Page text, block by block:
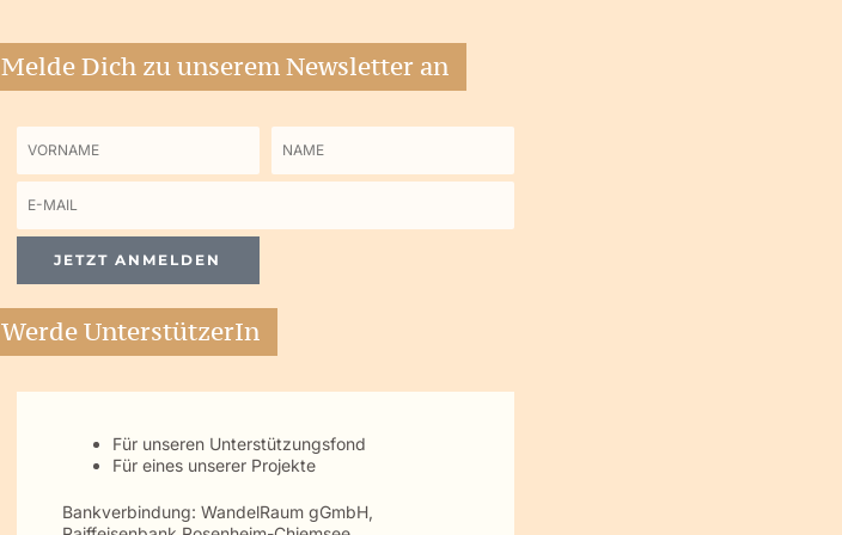
Melde Dich zu unserem Newsletter an
Vorname Name
E-
Mail
JETZT ANMELDEN
Werde UnterstützerIn
Für unseren Unterstützungsfond
Für eines unserer Projekte
Bankverbindung: WandelRaum gGmbH,